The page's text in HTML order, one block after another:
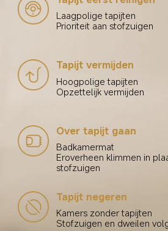
Laagpolige tapijten
Prioriteit aan stofzuigen
Tapijt vermijden
Hoogpolige tapijten
Opzettelijk vermijden
Over tapijt gaan
Badkamermat
Eroverheen klimmen in
stofzuigen
Tapijt negeren
Kamers zonder tapijten
Stofzuigen en dweilen